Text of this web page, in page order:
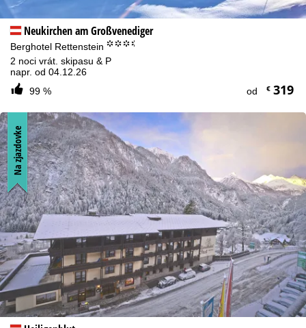
Neukirchen am Großvenediger
Berghotel Rettenstein °°°.
2 noci vrát. skipasu & P
napr. od 04.12.26
99 %
od €319
Na zjazdovke